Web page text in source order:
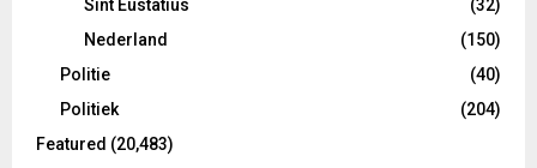
Sint Eustatius
(32)
Nederland
(150)
Politie
(40)
Politiek
(204)
Featured (20,483)